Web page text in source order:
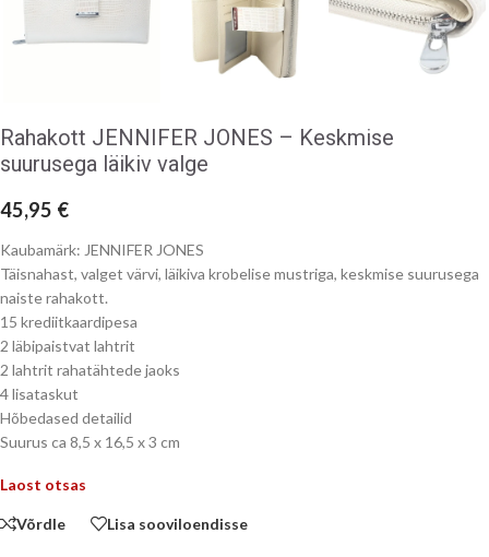
Rahakott JENNIFER JONES – Keskmise
suurusega läikiv valge
45,95 €
Kaubamärk: JENNIFER JONES
Täisnahast, valget värvi, läikiva krobelise mustriga, keskmise suurusega
naiste rahakott.
15 krediitkaardipesa
2 läbipaistvat lahtrit
2 lahtrit rahatähtede jaoks
4 lisataskut
Hõbedased detailid
Suurus ca 8,5 x 16,5 x 3 cm
Laost otsas
Võrdle Lisa sooviloendisse